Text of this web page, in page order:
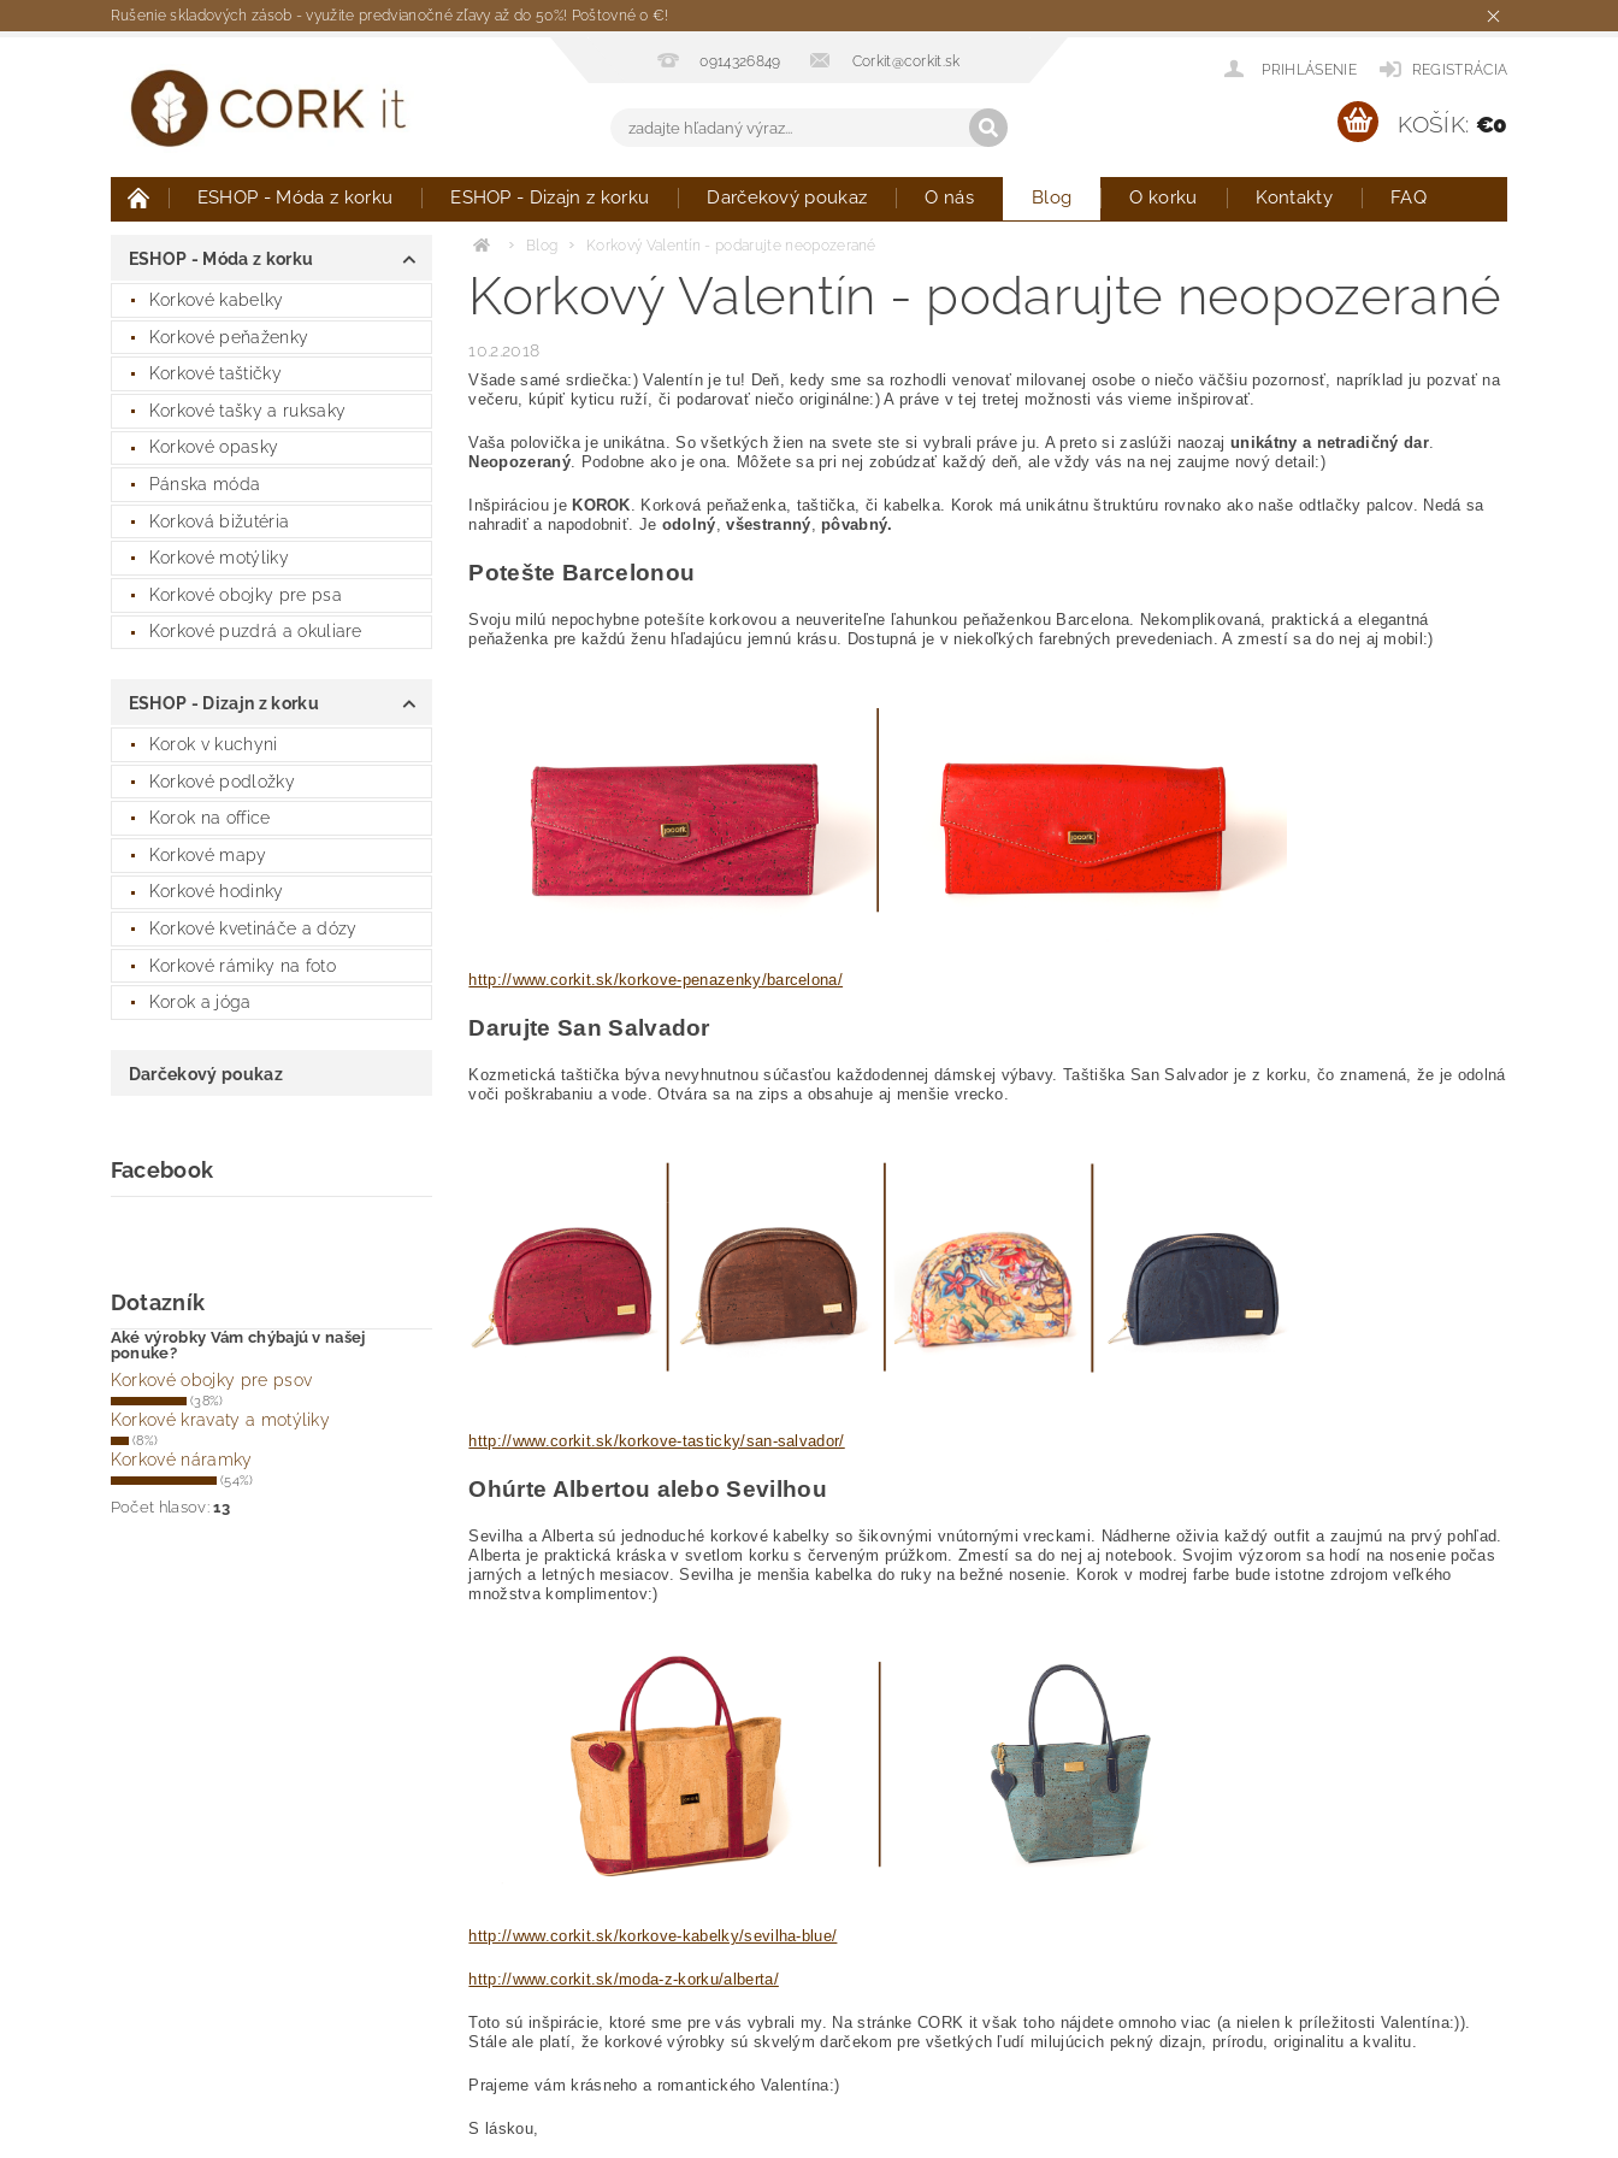
Rušenie skladových zásob - využite predvianočné zľavy až do 50%! Poštovné 0 €!
0914326849 Corkit@corkit.sk
PRIHLÁSENIE REGISTRÁCIA
KOŠÍK: €0
ESHOP - Móda z korku ESHOP - Dizajn z korku Darčekový poukaz O nás Blog O korku Kontakty FAQ
ESHOP - Móda z korku
Korkové kabelky
Korkové peňaženky
Korkové taštičky
Korkové tašky a ruksaky
Korkové opasky
Pánska móda
Korková bižutéria
Korkové motýliky
Korkové obojky pre psa
Korkové puzdrá a okuliare
ESHOP - Dizajn z korku
Korok v kuchyni
Korkové podložky
Korok na office
Korkové mapy
Korkové hodinky
Korkové kvetináče a dózy
Korkové rámiky na foto
Korok a jóga
Darčekový poukaz
Facebook
Dotazník
Aké výrobky Vám chýbajú v našej
ponuke?
Korkové obojky pre psov
(38%)
Korkové kravaty a motýliky
(8%)
Korkové náramky
(54%)
Počet hlasov:13
Blog Korkový Valentín - podarujte neopozerané
Korkový Valentín - podarujte neopozerané
10.2.2018
Všade samé srdiečka:) Valentín je tu! Deň, kedy sme sa rozhodli venovať milovanej osobe o niečo väčšiu pozornosť, napríklad ju pozvať na
večeru, kúpiť kyticu ruží, či podarovať niečo originálne:) A práve v tej tretej možnosti vás vieme inšpirovať.
Vaša polovička je unikátna. So všetkých žien na svete ste si vybrali práve ju. A preto si zaslúži naozajunikátny a netradičný dar.
Neopozeraný. Podobne ako je ona. Môžete sa pri nej zobúdzať každý deň, ale vždy vás na nej zaujme nový detail:)
Inšpiráciou je KOROK. Korková peňaženka, taštička, či kabelka. Korok má unikátnu štruktúru rovnako ako naše odtlačky palcov. Nedá sa
nahradiť a napodobniť. Je odolný,všestranný, pôvabný.
Potešte Barcelonou
Svoju milú nepochybne potešíte korkovou a neuveriteľne ľahunkou peňaženkou Barcelona. Nekomplikovaná, praktická a elegantná
peňaženka pre každú ženu hľadajúcu jemnú krásu. Dostupná je v niekoľkých farebných prevedeniach. A zmestí sa do nej aj mobil:)
http://www.corkit.sk/korkove-penazenky/barcelona/
Darujte San Salvador
Kozmetická taštička býva nevyhnutnou súčasťou každodennej dámskej výbavy. Taštiška San Salvador je z korku, čo znamená, že je odolná
voči poškrabaniu a vode. Otvára sa na zips a obsahuje aj menšie vrecko.
http://www.corkit.sk/korkove-tasticky/san-salvador/
Ohúrte Albertou alebo Sevilhou
Sevilha a Alberta sú jednoduché korkové kabelky so šikovnými vnútornými vreckami. Nádherne oživia každý outfit a zaujmú na prvý pohľad.
Alberta je praktická kráska v svetlom korku s červeným prúžkom. Zmestí sa do nej aj notebook. Svojim výzorom sa hodí na nosenie počas
jarných a letných mesiacov. Sevilha je menšia kabelka do ruky na bežné nosenie. Korok v modrej farbe bude istotne zdrojom veľkého
množstva komplimentov:)
http://www.corkit.sk/korkove-kabelky/sevilha-blue/
http://www.corkit.sk/moda-z-korku/alberta/
Toto sú inšpirácie, ktoré sme pre vás vybrali my. Na stránke CORK it však toho nájdete omnoho viac (a nielen k príležitosti Valentína:)).
Stále ale platí, že korkové výrobky sú skvelým darčekom pre všetkých ľudí milujúcich pekný dizajn, prírodu, originalitu a kvalitu.
Prajeme vám krásneho a romantického Valentína:)
S láskou,